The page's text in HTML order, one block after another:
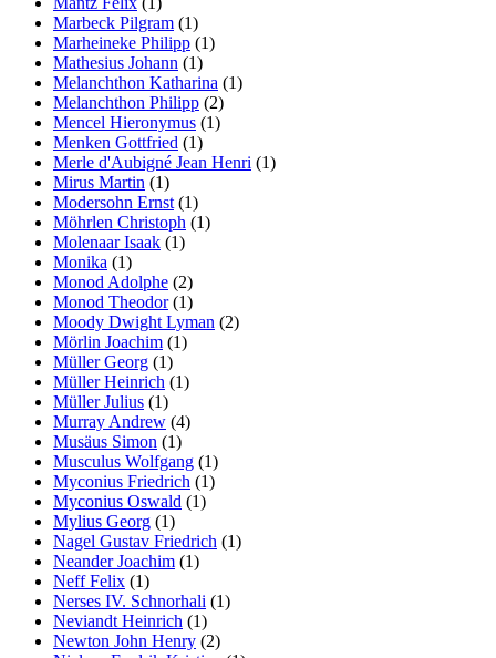
Marbeck Pilgram (1)
Marheineke Philipp (1)
Mathesius Johann (1)
Melanchthon Katharina (1)
Melanchthon Philipp (2)
Mencel Hieronymus (1)
Menken Gottfried (1)
Merle d'Aubigné Jean Henri (1)
Mirus Martin (1)
Modersohn Ernst (1)
Möhrlen Christoph (1)
Molenaar Isaak (1)
Monika (1)
Monod Adolphe (2)
Monod Theodor(1)
Moody Dwight Lyman (2)
Mörlin Joachim (1)
Müller Georg (1)
Müller Heinrich (1)
Müller Julius (1)
Murray Andrew (4)
Musäus Simon (1)
Musculus Wolfgang (1)
Myconius Friedrich (1)
Myconius Oswald (1)
Mylius Georg (1)
Nagel Gustav Friedrich (1)
Neander Joachim (1)
Neff Felix (1)
Nerses IV. Schnorhali (1)
Neviandt Heinrich (1)
Newton John Henry (2)